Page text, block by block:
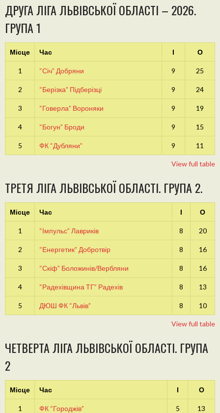
ДРУГА ЛІГА ЛЬВІВСЬКОЇ ОБЛАСТІ – 2026.
ГРУПА 1
Місце Час І О
1 “Січ” Добряни 9 25
2 “Берізка” Підберізці 9 24
3 “Говерла” Вороняки 9 19
4 “Богун” Броди 9 15
5 ФК “Дубляни” 9 11
View full table
ТРЕТЯ ЛІГА ЛЬВІВСЬКОЇ ОБЛАСТІ. ГРУПА 2.
Місце Час І О
1 “Імпульс” Лавриків 8 20
2 “Енергетик” Добротвір 8 16
3 “Скіф” Боложинів/Вербляни 8 16
4 “Радехівщина ТГ” Радехів 8 13
5 ДЮШ ФК “Львів” 8 10
View full table
ЧЕТВЕРТА ЛІГА ЛЬВІВСЬКОЇ ОБЛАСТІ. ГРУПА
2
Місце Час І О
1 ФК “Городжів” 5 13